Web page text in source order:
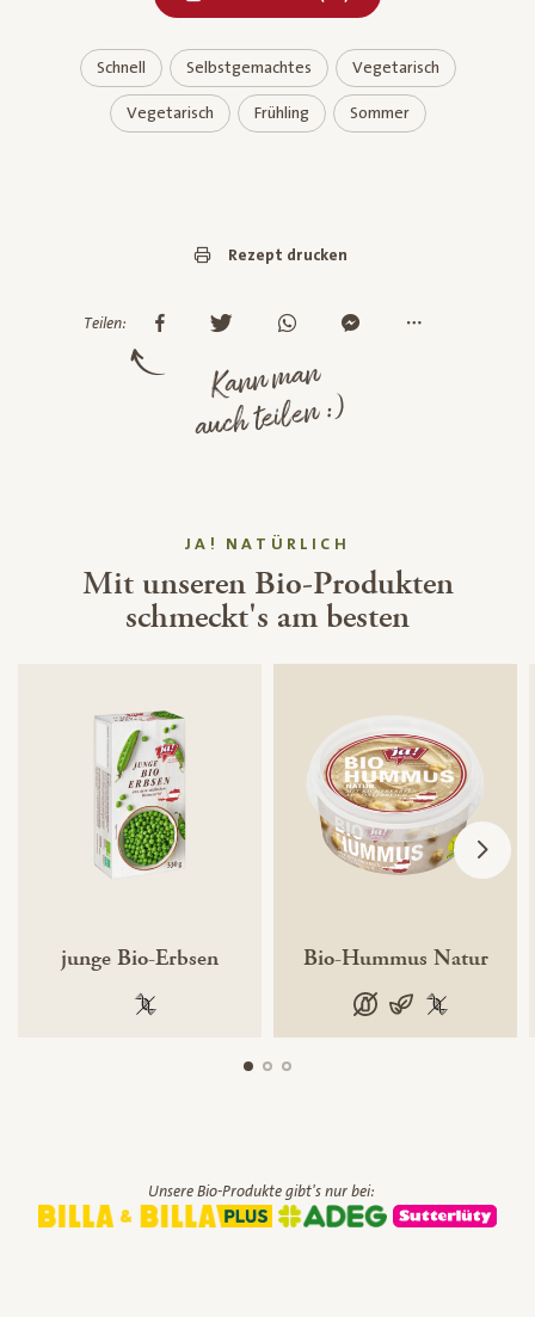
Schnell Selbstgemachtes Vegetarisch
Vegetarisch Frühling Sommer
Rezept drucken
Teilen:
Kann man
auch teilen :)
JA! NATÜRLICH
Mit unseren Bio-Produkten
schmeckt's am besten
junge Bio-Erbsen
100 % gentechnikfrei
Bio-Hummus Natur
laktosefrei
vegan100 %
Unsere Bio-Produkte gibt's nur bei: